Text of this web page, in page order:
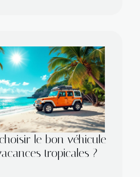
le bon véhicule
tropicales ?